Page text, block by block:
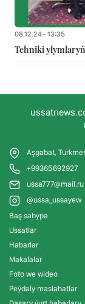
08.12.24 - 13:35
Tehniki
Aşgabat,
+99365692927
ussa777@mail.ru
@ussa_ussayew
Baş sahypa
Ussatlar
Habarlar
Makalalar
Foto we wideo
Peýdaly maslahatlar